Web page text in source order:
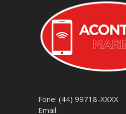
Fone: (44) 99718-XXXX
Email: